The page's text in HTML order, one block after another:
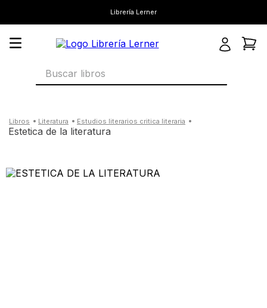
Librería Lerner
Buscar libros
literatura estudios literarios critica literaria
estetica de la literatura